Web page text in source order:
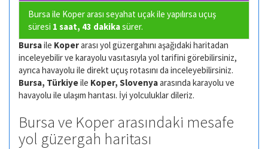
Bursa ile Koper arası seyahat uçak ile yapılırsa uçuş
süresi 1 saat, 43 dakikasürer.
Bursaile Koperarası yol güzergahını aşağıdaki haritadan
inceleyebilir ve karayolu vasıtasıyla yol tarifini görebilirsiniz,
ayrıca havayolu ile direkt uçuş rotasını da inceleyebilirsiniz.
Bursa, Türkiyeile Koper, Slovenyaarasında karayolu ve
havayolu ile ulaşım harıtası. İyi yolculuklar dileriz.
Bursa ve Koper arasındaki mesafe
yol güzergah haritası